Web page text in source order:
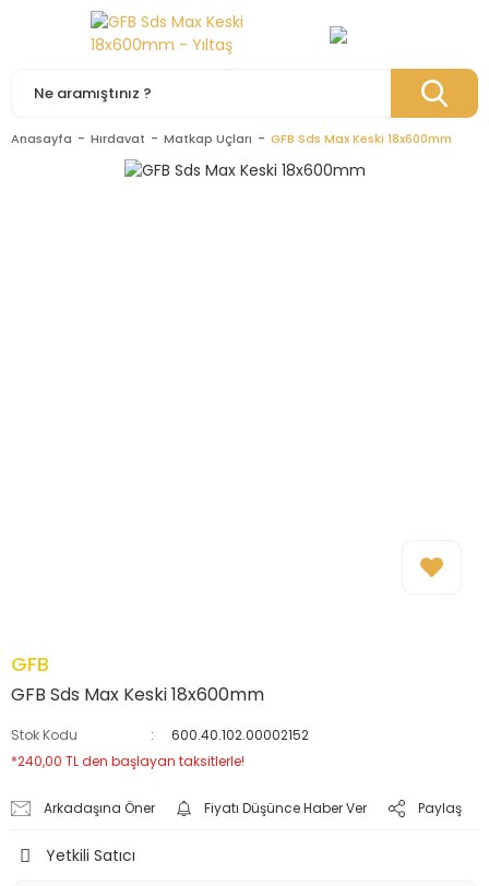
Anasayfa Hırdavat Matkap Uçları GFB Sds Max Keski 18x600mm
GFB
GFB Sds Max Keski 18x600mm
Stok Kodu
600.40.102.00002152
*240,00 TL den başlayan taksitlerle!
Arkadaşına Öner Fiyatı Düşünce Haber Ver Paylaş
Yetkili Satıcı